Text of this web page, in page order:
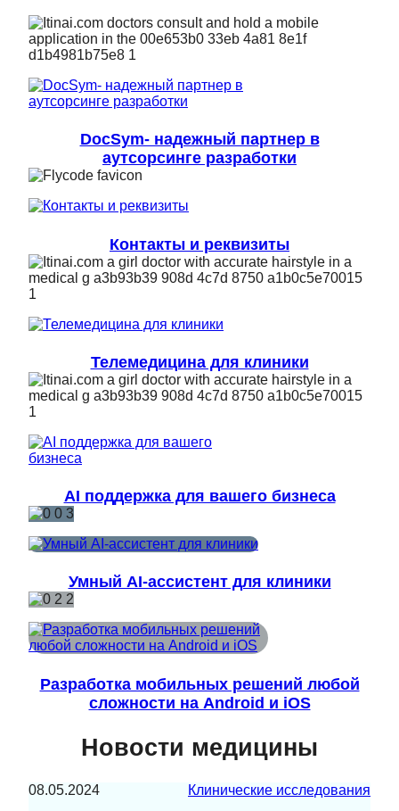
DocSym- надежный партнер в
аутсорсинге разработки
Контакты и реквизиты
Телемедицина для клиники
AI поддержка для вашего бизнеса
Умный AI-ассистент для клиники
Разработка мобильных решений любой
сложности на Android и iOS
Новости медицины
08.05.2024 Клинические исследования